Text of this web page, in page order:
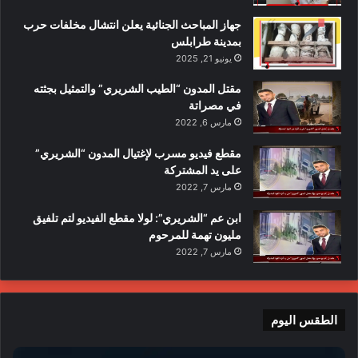
جهاز المباحث الجنائية يعلن انتشال مخلفات حرب
بمدينة طرابلس
يونيو 21, 2025
مقتل المدون “الطيب الشريري” والتمثيل بجثته
في مصراتة
مارس 6, 2022
مقطع فيديو مسرب لإغتيال المدون “الشريري”
على يد المشتركة
مارس 7, 2022
ابن عم “الشريري”: لولا مقطع الفيديو لتم تلفيق
مليون تهمة للمرحوم
مارس 7, 2022
الطقس اليوم